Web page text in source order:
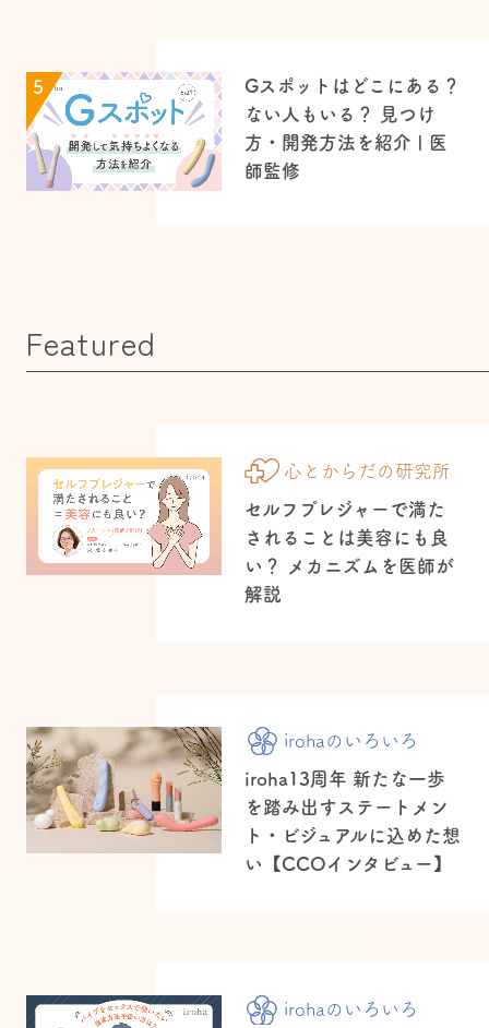
5
Gスポットはどこにある？
ない人もいる？ 見つけ
方・開発方法を紹介 | 医
師監修
Featured
心とからだの研究所
セルフプレジャーで満た
されることは美容にも良
い？ メカニズムを医師が
解説
irohaのいろいろ
iroha13周年 新たな一歩
を踏み出すステートメン
ト・ビジュアルに込めた想
い【CCOインタビュー】
irohaのいろいろ